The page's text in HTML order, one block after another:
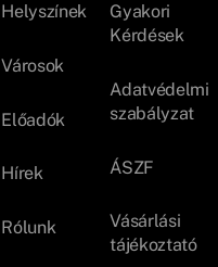
Helyszínek
Városok
Előadók
Hírek
Rólunk
Gyakori
Kérdések
Adatvédelmi
szabályzat
ÁSZF
Vásárlási
tájékoztató